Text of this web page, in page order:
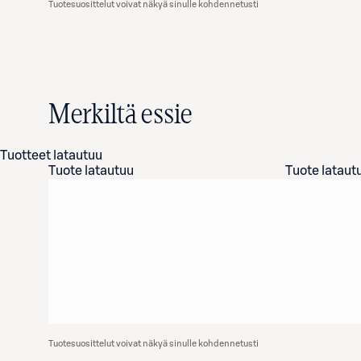
Tuotesuosittelut voivat näkyä sinulle kohdennetusti
Merkiltä essie
Tuotteet latautuu
Tuote latautuu
Tuote
Tuotesuosittelut voivat näkyä sinulle kohdennetusti